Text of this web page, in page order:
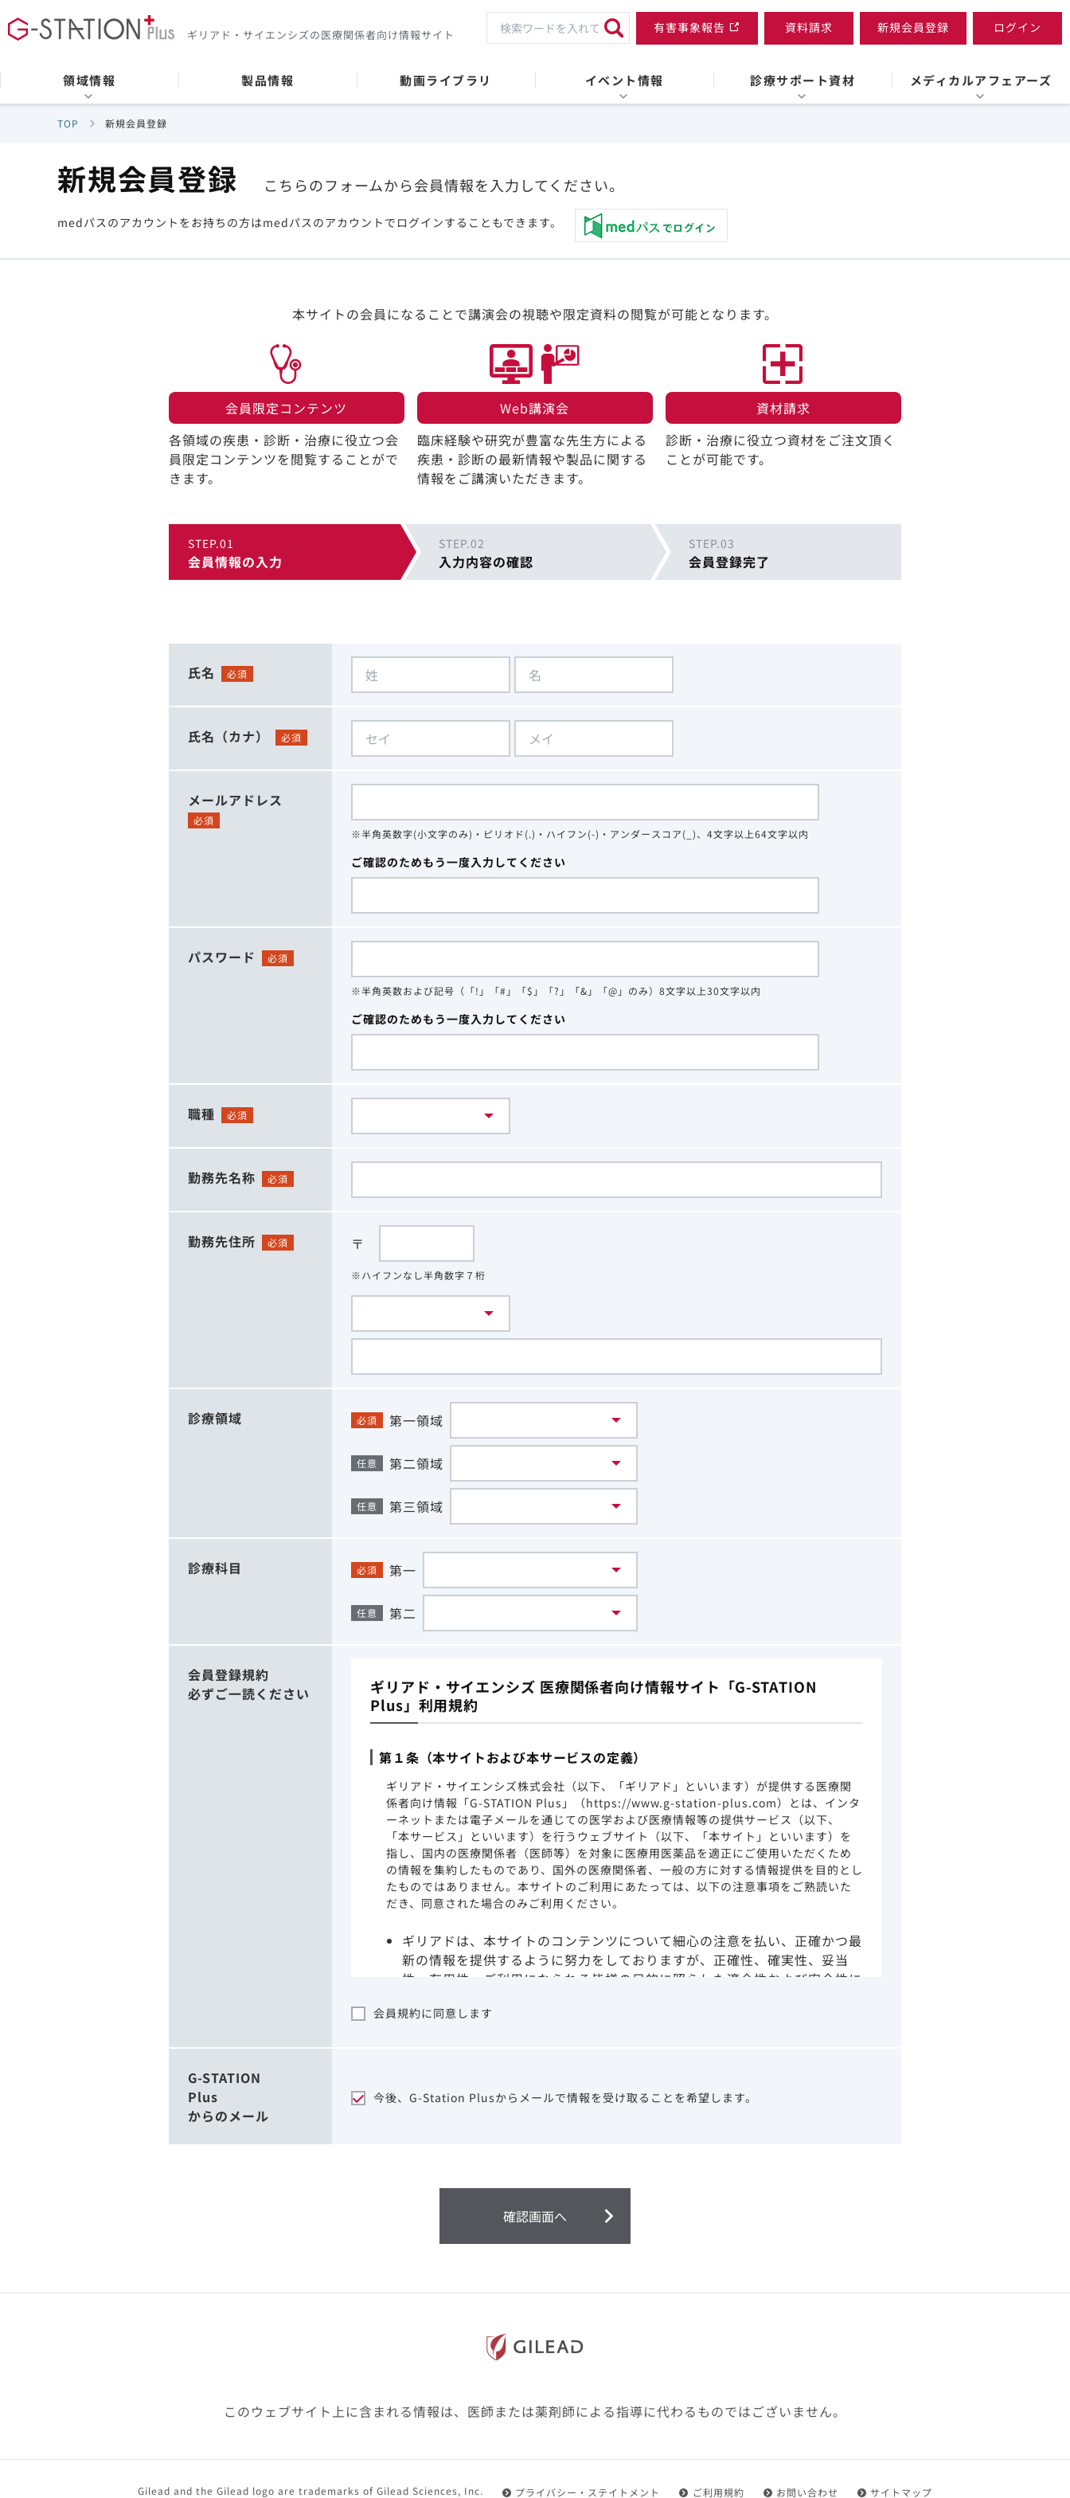
ギリアド・サイエンシズの医療関係者向け情報サイト 有害事象報告 資料請求 新規会員登録 ログイン
領域情報 製品情報 動画ライブラリ イベント情報 診療サポート資材 メディカルアフェアーズ
TOP 新規会員登録
新規会員登録 こちらのフォームから会員情報を入力してください。
medパスのアカウントをお持ちの方はmedパスのアカウントでログインすることもできます。
本サイトの会員になることで講演会の視聴や限定資料の閲覧が可能となります。
会員限定コンテンツ​
各領域の疾患・診断・治療に役立つ会
員限定コンテンツを閲覧することがで
きます。​
Web講演会​
臨床経験や研究が豊富な先生方による
疾患・診断の最新情報や製品に関する
情報をご講演いただきます。
資材請求​
診断・治療に役立つ資材をご注文頂く
ことが可能です。
STEP.01
会員情報の入力
STEP.02
入力内容の確認
STEP.03
会員登録完了
氏名 必須
氏名（カナ） 必須
メールアドレス
必須
※半角英数字(小文字のみ)・ピリオド(.)・ハイフン(-)・アンダースコア(_)、4文字以上64文字以内
ご確認のためもう一度入力してください
パスワード 必須
※半角英数および記号（「!」「#」「$」「?」「&」「@」のみ）8文字以上30文字以内
ご確認のためもう一度入力してください
職種 必須
勤務先名称 必須
勤務先住所 必須 〒
※ハイフンなし半角数字７桁
診療領域 必須 第一領域
任意 第二領域
任意 第三領域
診療科目 必須 第一
任意 第二
会員登録規約
必ずご一読ください
ギリアド・サイエンシズ 医療関係者向け情報サイト「G-STATION
Plus」利用規約
第１条（本サイトおよび本サービスの定義）
ギリアド・サイエンシズ株式会社（以下、「ギリアド」といいます）が提供する医療関
係者向け情報「G-STATION Plus」（https://www.g-station-plus.com）とは、インタ
ーネットまたは電子メールを通じての医学および医療情報等の提供サービス（以下、
「本サービス」といいます）を行うウェブサイト（以下、「本サイト」といいます）を
指し、国内の医療関係者（医師等）を対象に医療用医薬品を適正にご使用いただくため
の情報を集約したものであり、国外の医療関係者、一般の方に対する情報提供を目的とし
たものではありません。本サイトのご利用にあたっては、以下の注意事項をご熟読いた
だき、同意された場合のみご利用ください。
ギリアドは、本サイトのコンテンツについて細心の注意を払い、正確かつ最
新の情報を提供するように努力をしておりますが、正確性、確実性、妥当
性、有用性、ご利用になられる皆様の目的に照らした適合性および安全性に
サイトを利用することまたは利用できなかったことより生じる損害について
本サイト内の情報は、医師その他医療関係者が行なうべきアドバイスやサー
第２条（会員）
1.会員とは、医療関係者の方で、本サービスの利用規約（以下、「本規約」といいます）
4.会員は、設置した機器がギリアドの示す利用環境に適合していない場合や自らの機器の
設定により本サービスの利用ができない場合があることを予め了承するものとします。ま
5.会員は、登録した会員情報に変更が生じた場合には、その都度速やかに本サイト内に設
会員規約に同意します
G-STATION
Plus
からのメール
今後、G-Station Plusからメールで情報を受け取ることを希望します。
確認画面へ
このウェブサイト上に含まれる情報は、医師または薬剤師による指導に代わるものではございません。
Gilead and the Gilead logo are trademarks of Gilead Sciences, Inc. プライバシー・ステイトメント ご利用規約 お問い合わせ サイトマップ